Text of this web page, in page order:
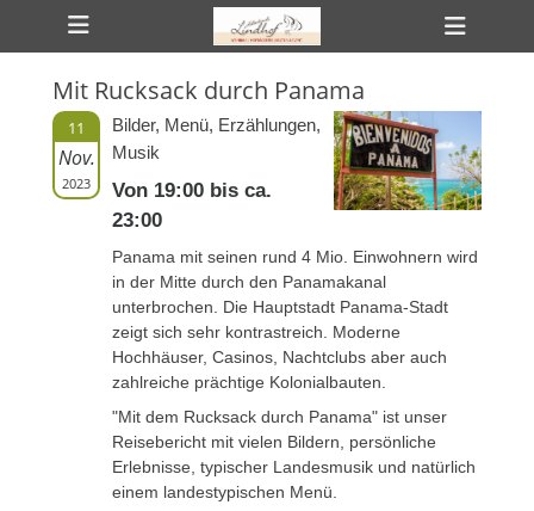
Primäres Menü
Zum
Inhalt
Mit Rucksack durch Panama
11
Nov.
2023
Bilder, Menü, Erzählungen,
Musik
Von 19:00 bis ca.
23:00
Panama mit seinen rund 4 Mio. Einwohnern wird
in der Mitte durch den Panamakanal
unterbrochen. Die Hauptstadt Panama-Stadt
zeigt sich sehr kontrastreich. Moderne
Hochhäuser, Casinos, Nachtclubs aber auch
zahlreiche prächtige Kolonialbauten.
"Mit dem Rucksack durch Panama" ist unser
Reisebericht mit vielen Bildern, persönliche
Erlebnisse, typischer Landesmusik und natürlich
einem landestypischen Menü.